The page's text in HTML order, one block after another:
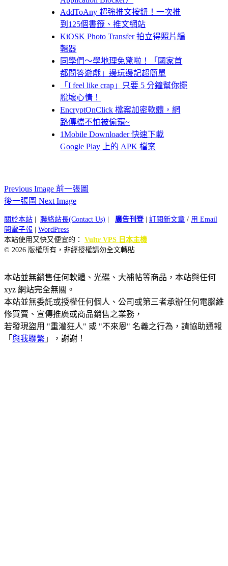
AddToAny 超強推文按鈕！一次推
到125個書籤、推文網站
KiOSK Photo Transfer 拍立得照片編
輯器
同學們～學地理免驚啦！「國家首
都問答遊戲」邊玩邊記超簡單
「I feel like crap」只要 5 分鐘幫你擺
脫壞心情！
EncryptOnClick 檔案加密軟體，網
路傳檔不怕被偷窺~
1Mobile Downloader 快速下載
Google Play 上的 APK 檔案
Previous Image 前一張圖
後一張圖 Next Image
關於本站 聯絡站長(Contact Us) 廣告刊登| 訂閱新文章 / 用 Email
閱電子報
WordPress
本站使用又快又便宜的： Vultr VPS 日本主機
© 2026 版權所有，非經授權請勿全文轉貼
本站並無銷售任何軟體、光碟、大補帖等商品，本站與任何
xyz 網站完全無關。
本站並無委託或授權任何個人、公司或第三者承辦任何電腦維
修買賣、宣傳推廣或商品銷售之業務，
若發現盜用 "重灌狂人" 或 "不來恩" 名義之行為，請協助通報
「 與我聯繫 」，謝謝！